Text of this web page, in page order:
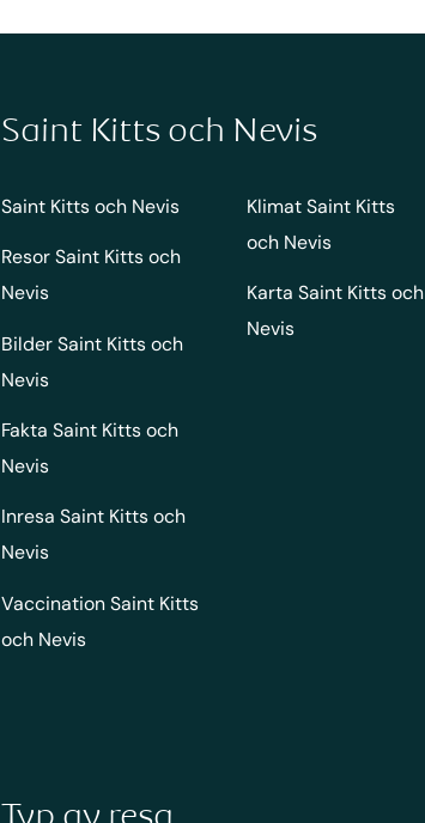
Saint Kitts och Nevis
Saint Kitts och Nevis
Resor Saint Kitts och
Nevis
Bilder Saint Kitts och
Nevis
Fakta Saint Kitts och
Nevis
Inresa Saint Kitts och
Nevis
Vaccination Saint Kitts
och Nevis
Klimat Saint Kitts
och Nevis
Karta Saint Kitts och
Nevis
Typ av resa